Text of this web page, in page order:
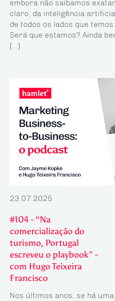
embora não saibamos
claro, da inteligên­cia
de todos os lados que
Será que estamos? Ainda
[…]
23.07.2025
#104 - “Na
comercialização do
turismo, Portugal
escreveu o playbook” -
com Hugo Teixeira
Francisco
Nos últimos anos, se há